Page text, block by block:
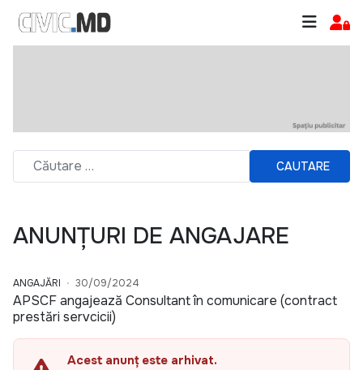
CAUTARE
ANUNȚURI DE ANGAJARE
ANGAJĂRI 30/09/2024
APSCF angajează Consultant în comunicare (contract
prestări servcicii)
Acest anunț este arhivat.